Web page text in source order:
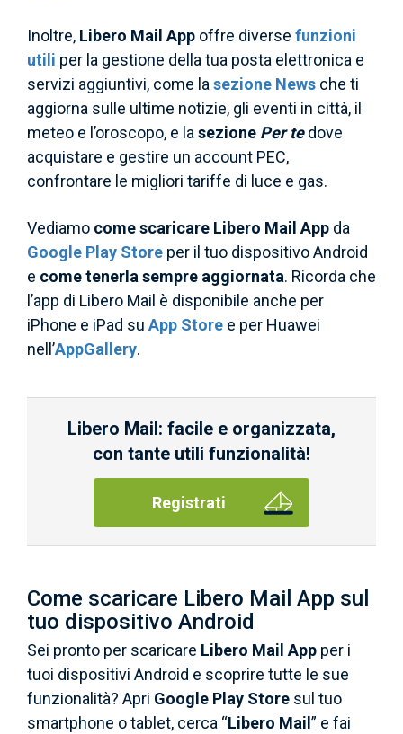
Inoltre, Libero Mail App offre diverse funzioni
utili per la gestione della tua posta elettronica e
servizi aggiuntivi, come la sezione News che ti
aggiorna sulle ultime notizie, gli eventi in città, il
meteo e l’oroscopo, e la sezione Per tedove
acquistare e gestire un account PEC,
confrontare le migliori tariffe di luce e gas.
Vediamo comescaricare Libero Mail App da
Google Play Store per il tuo dispositivo Android
e come tenerla sempre aggiornata. Ricorda che
l’app di Libero Mail è disponibile anche per
iPhone e iPad su App Store e per Huawei
nell’AppGallery.
Libero Mail: facile e organizzata,
con tante utili funzionalità!
Registrati
Come scaricare Libero Mail App sul
tuo dispositivo Android
Sei pronto per scaricare Libero Mail App per i
tuoi dispositivi Android e scoprire tutte le sue
funzionalità? Apri Google Play Store sul tuo
smartphone o tablet, cerca “Libero Mail ” e fai